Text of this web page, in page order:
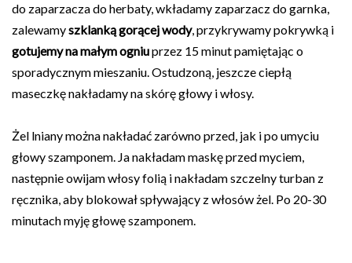
do zaparzacza do herbaty, wkładamy zaparzacz do garnka,
zalewamyszklanką gorącej wody, przykrywamy pokrywką i
gotujemy na małym ogniuprzez 15 minut pamiętając o
sporadycznym mieszaniu. Ostudzoną, jeszcze ciepłą
maseczkę nakładamy na skórę głowy i włosy.
Żel lniany można nakładać zarówno przed, jak i po umyciu
głowy szamponem. Ja nakładam maskę przed myciem,
następnie owijam włosy folią i nakładam szczelny turban z
ręcznika, aby blokował spływający z włosów żel. Po 20-30
minutach myję głowę szamponem.